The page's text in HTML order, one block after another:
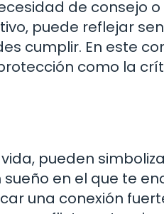
de consejo
puede reflejar
cumplir. En este
como la
pueden
en el que te
una conexión